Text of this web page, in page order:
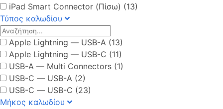
iPad Smart Connector (Πίσω) (13)
Τύπος καλωδίου
Apple Lightning ― USB-A (13)
Apple Lightning ― USB-C (11)
USB-A ― Multi Connectors (1)
USB-C ― USB-A (2)
USB-C ― USB-C (23)
Μήκος καλωδίου